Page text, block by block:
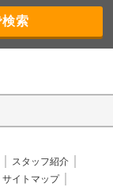
スタッフ紹介
サイトマップ